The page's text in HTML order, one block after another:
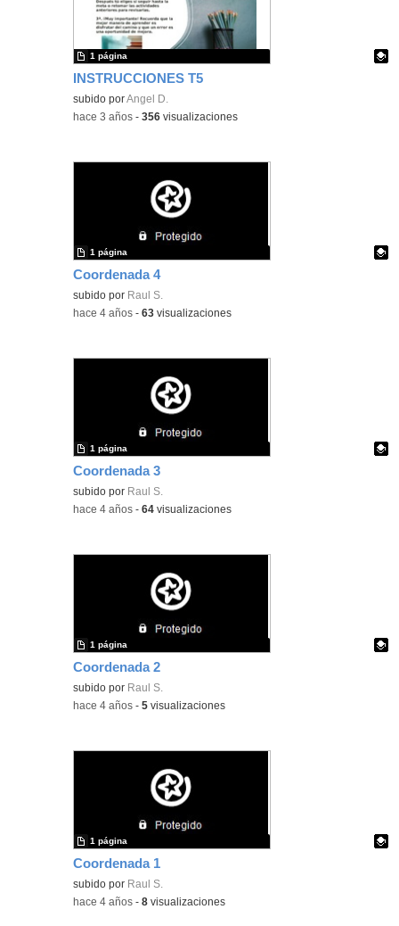
INSTRUCCIONES T5
Contenido educativo.
subido porAngel D.
1 página
-hace 3 años -356 visualizaciones
Coordenada 4
Contenido educativo.
subido por Raul S.
1 página
-hace 4 años -63 visualizaciones
Coordenada 3
Contenido educativo.
subido por Raul S.
1 página
-hace 4 años -64 visualizaciones
Coordenada 2
Contenido educativo.
subido por Raul S.
1 página
-hace 4 años -5 visualizaciones
Coordenada 1
Contenido educativo.
subido por Raul S.
1 página
-hace 4 años -8 visualizaciones